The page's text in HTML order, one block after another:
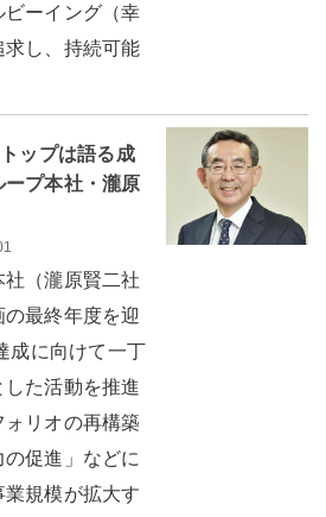
ーイング（幸
し、持続可能
ップは語る成
プ本社・瀧原
（瀧原賢二社
最終年度を迎
成に向けて一丁
た活動を推進
リオの再構築
促進」などに
規模が拡大す